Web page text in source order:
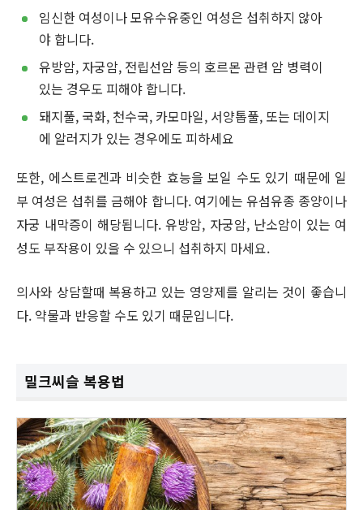
임신한 여성이나 모유수유중인 여성은 섭취하지 않아
야 합니다.
유방암, 자궁암, 전립선암 등의 호르몬 관련 암 병력이
있는 경우도 피해야 합니다.
돼지풀, 국화, 천수국, 카모마일, 서양톱풀, 또는 데이지
에 알러지가 있는 경우에도 피하세요
또한, 에스트로겐과 비슷한 효능을 보일 수도 있기 때문에 일
부 여성은 섭취를 금해야 합니다. 여기에는 유섬유종 종양이나
자궁 내막증이 해당됩니다. 유방암, 자궁암, 난소암이 있는 여
성도 부작용이 있을 수 있으니 섭취하지 마세요.
의사와 상담할때 복용하고 있는 영양제를 알리는 것이 좋습니
다. 약물과 반응할 수도 있기 때문입니다.
밀크씨슬 복용법